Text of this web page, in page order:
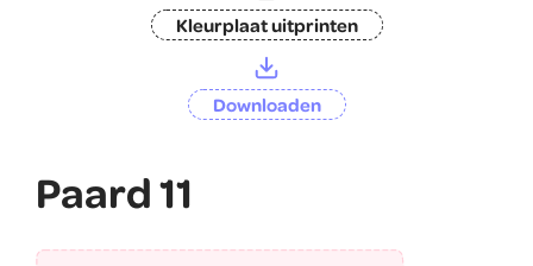
Kleurplaat uitprinten
Downloaden
Paard 11